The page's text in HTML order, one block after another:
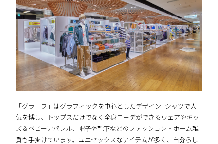
「グラニフ」はグラフィックを中心としたデザインTシャツで人
気を博し、トップスだけでなく全身コーデができるウェアやキッ
ズ＆ベビーアパレル、帽子や靴下などのファッション・ホーム雑
貨も手掛けています。ユニセックスなアイテムが多く、自分らし